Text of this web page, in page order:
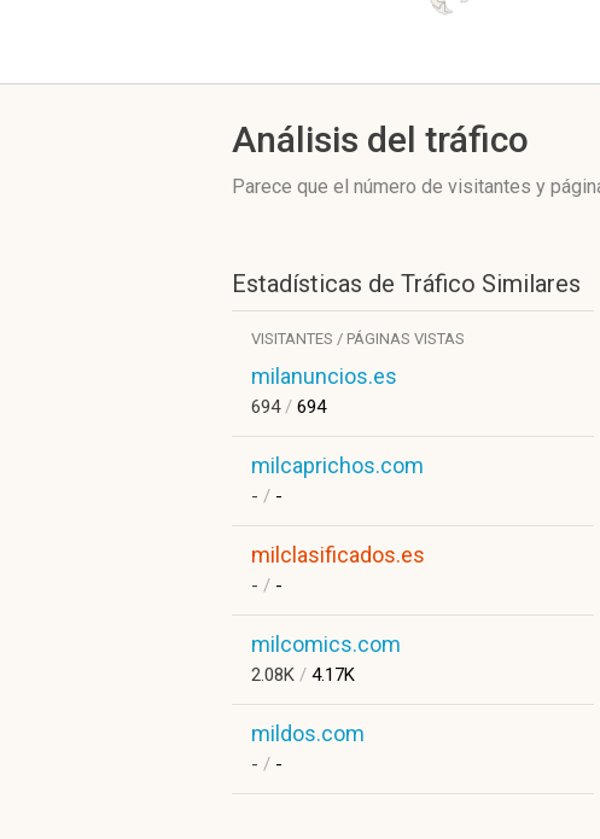
Análisis del tráfico
Parece que el número de visitantes y
Estadísticas de Tráfico Similares
VISITANTES / PÁGINAS VISTAS
milanuncios.es
694/ 694
milcaprichos.com
- / -
milclasificados.es
- / -
milcomics.com
2.08K / 4.17K
mildos.com
- / -